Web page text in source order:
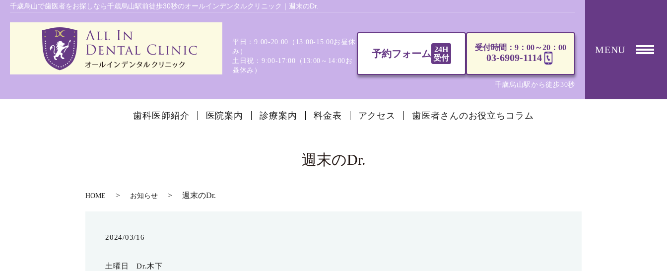
千歳烏山で歯医者をお探しなら千歳烏山駅前徒歩30秒のオールインデンタルクリニック｜週末のDr.
平日：9:00-20:00（13:00‐15:00お昼休
み）
土日祝：9:00-17:00（13:00～14:00お
昼休み）
予約フォーム 24H
受付
受付時間：9：00～20：00
03-6909-1114
千歳烏山駅から徒歩30秒
MENU
歯科医師紹介 医院案内 診療案内 料金表 アクセス 歯医者さんのお役立ちコラム
週末のDr.
HOME お知らせ 週末のDr.
2024/03/16
土曜日 Dr.木下